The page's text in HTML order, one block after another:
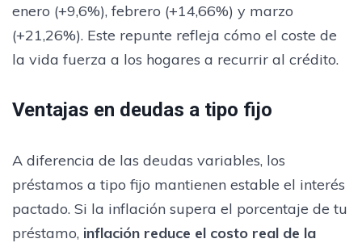
enero (+9,6%), febrero (+14,66%) y marzo
(+21,26%). Este repunte refleja cómo el coste de
la vida fuerza a los hogares a recurrir al crédito.
Ventajas en deudas a tipo fijo
A diferencia de las deudas variables, los
préstamos a tipo fijo mantienen estable el interés
pactado. Si la inflación supera el porcentaje de tu
préstamo, inflación reduce el costo real de la